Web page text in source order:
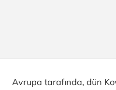
Avrupa tarafında, dün